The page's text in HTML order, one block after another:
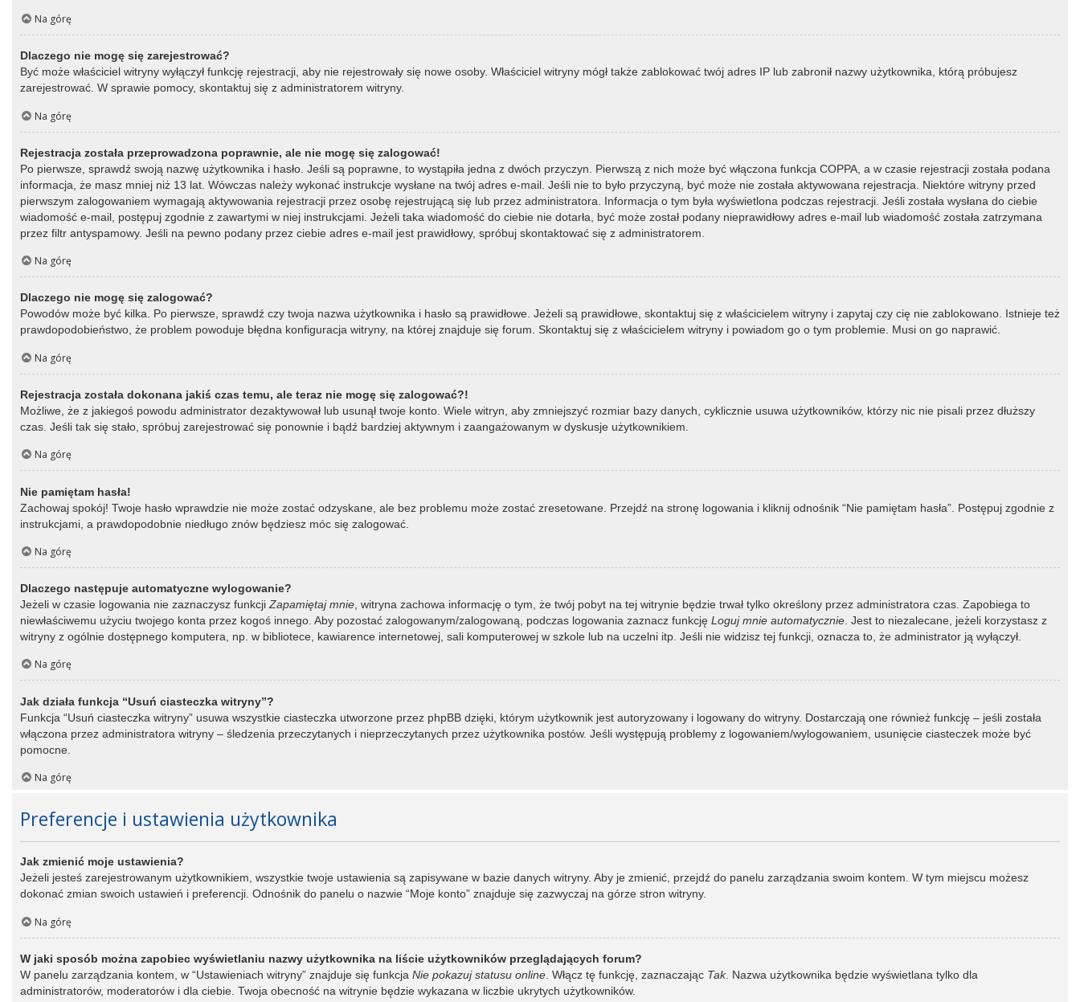
Na górę
Dlaczego nie mogę się zarejestrować?
Być może właściciel witryny wyłączył funkcję rejestracji, aby nie rejestrowały się nowe osoby. Właściciel witryny mógł także zablokować twój adres IP lub zabronił nazwy użytkownika, którą próbujesz
zarejestrować. W sprawie pomocy, skontaktuj się z administratorem witryny.
Na górę
Rejestracja została przeprowadzona poprawnie, ale nie mogę się zalogować!
Po pierwsze, sprawdź swoją nazwę użytkownika i hasło. Jeśli są poprawne, to wystąpiła jedna z dwóch przyczyn. Pierwszą z nich może być włączona funkcja COPPA, a w czasie rejestracji została podana
informacja, że masz mniej niż 13 lat. Wówczas należy wykonać instrukcje wysłane na twój adres e-mail. Jeśli nie to było przyczyną, być może nie została aktywowana rejestracja. Niektóre witryny przed
pierwszym zalogowaniem wymagają aktywowania rejestracji przez osobę rejestrującą się lub przez administratora. Informacja o tym była wyświetlona podczas rejestracji. Jeśli została wysłana do ciebie
wiadomość e-mail, postępuj zgodnie z zawartymi w niej instrukcjami. Jeżeli taka wiadomość do ciebie nie dotarła, być może został podany nieprawidłowy adres e-mail lub wiadomość została zatrzymana
przez filtr antyspamowy. Jeśli na pewno podany przez ciebie adres e-mail jest prawidłowy, spróbuj skontaktować się z administratorem.
Na górę
Dlaczego nie mogę się zalogować?
Powodów może być kilka. Po pierwsze, sprawdź czy twoja nazwa użytkownika i hasło są prawidłowe. Jeżeli są prawidłowe, skontaktuj się z właścicielem witryny i zapytaj czy cię nie zablokowano. Istnieje też
prawdopodobieństwo, że problem powoduje błędna konfiguracja witryny, na której znajduje się forum. Skontaktuj się z właścicielem witryny i powiadom go o tym problemie. Musi on go naprawić.
Na górę
Rejestracja została dokonana jakiś czas temu, ale teraz nie mogę się zalogować?!
Możliwe, że z jakiegoś powodu administrator dezaktywował lub usunął twoje konto. Wiele witryn, aby zmniejszyć rozmiar bazy danych, cyklicznie usuwa użytkowników, którzy nic nie pisali przez dłuższy
czas. Jeśli tak się stało, spróbuj zarejestrować się ponownie i bądź bardziej aktywnym i zaangażowanym w dyskusje użytkownikiem.
Na górę
Nie pamiętam hasła!
Zachowaj spokój! Twoje hasło wprawdzie nie może zostać odzyskane, ale bez problemu może zostać zresetowane. Przejdź na stronę logowania i kliknij odnośnik “Nie pamiętam hasła”. Postępuj zgodnie z
instrukcjami, a prawdopodobnie niedługo znów będziesz móc się zalogować.
Na górę
Dlaczego następuje automatyczne wylogowanie?
Jeżeli w czasie logowania nie zaznaczysz funkcjiZapamiętaj mnie, witryna zachowa informację o tym, że twój pobyt na tej witrynie będzie trwał tylko określony przez administratora czas. Zapobiega to
niewłaściwemu użyciu twojego konta przez kogoś innego. Aby pozostać zalogowanym/zalogowaną, podczas logowania zaznacz funkcję Loguj mnie automatycznie. Jest to niezalecane, jeżeli korzystasz z
witryny z ogólnie dostępnego komputera, np. w bibliotece, kawiarence internetowej, sali komputerowej w szkole lub na uczelni itp. Jeśli nie widzisz tej funkcji, oznacza to, że administrator ją wyłączył.
Na górę
Jak działa funkcja “Usuń ciasteczka witryny”?
Funkcja “Usuń ciasteczka witryny” usuwa wszystkie ciasteczka utworzone przez phpBB dzięki, którym użytkownik jest autoryzowany i logowany do witryny. Dostarczają one również funkcję – jeśli została
włączona przez administratora witryny – śledzenia przeczytanych i nieprzeczytanych przez użytkownika postów. Jeśli występują problemy z logowaniem/wylogowaniem, usunięcie ciasteczek może być
pomocne.
Na górę
Preferencje i ustawienia użytkownika
Jak zmienić moje ustawienia?
Jeżeli jesteś zarejestrowanym użytkownikiem, wszystkie twoje ustawienia są zapisywane w bazie danych witryny. Aby je zmienić, przejdź do panelu zarządzania swoim kontem. W tym miejscu możesz
dokonać zmian swoich ustawień i preferencji. Odnośnik do panelu o nazwie “Moje konto” znajduje się zazwyczaj na górze stron witryny.
Na górę
W jaki sposób można zapobiec wyświetlaniu nazwy użytkownika na liście użytkowników przeglądających forum?
W panelu zarządzania kontem, w “Ustawieniach witryny” znajduje się funkcja Nie pokazuj statusu online . Włącz tę funkcję, zaznaczając Tak. Nazwa użytkownika będzie wyświetlana tylko dla
administratorów, moderatorów i dla ciebie. Twoja obecność na witrynie będzie wykazana w liczbie ukrytych użytkowników.